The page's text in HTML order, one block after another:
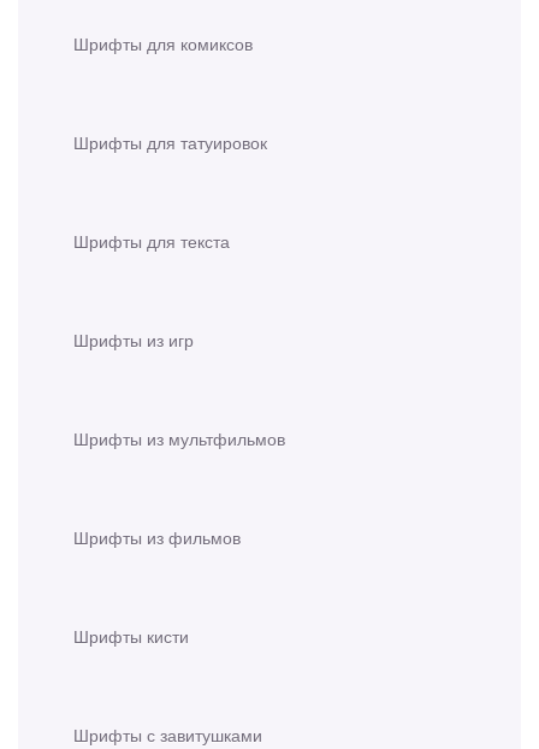
Шрифты для комиксов
Шрифты для татуировок
Шрифты для текста
Шрифты из игр
Шрифты из мультфильмов
Шрифты из фильмов
Шрифты кисти
Шрифты с завитушками